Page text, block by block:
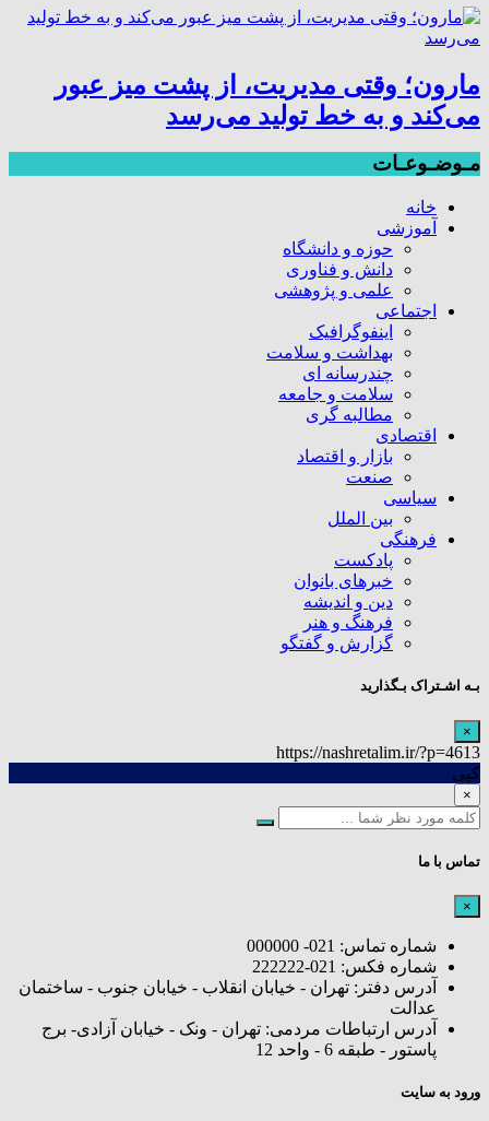
مارون؛ وقتی مدیریت، از پشت میز عبور
می‌کند و به خط تولید می‌رسد
مـوضـوعـات
خانه
آموزشی
حوزه و دانشگاه
دانش و فناوری
علمی و پژوهشی
اجتماعی
اینفوگرافیک
بهداشت و سلامت
چندرسانه ای
سلامت و جامعه
مطالبه گری
اقتصادی
بازار و اقتصاد
صنعت
سیاسی
بین الملل
فرهنگی
پادکست
خبرهای بانوان
دین و اندیشه
فرهنگ و هنر
گزارش و گفتگو
بـه اشـتراک بـگذارید
×
https://nashretalim.ir/?p=4613
کپی
×
تماس با ما
×
شماره تماس: 021- 000000
شماره فکس: 021-222222
آدرس دفتر: تهران - خیابان انقلاب - خیابان جنوب - ساختمان
عدالت
آدرس ارتباطات مردمی: تهران - ونک - خیابان آزادی- برج
پاستور - طبقه 6 - واحد 12
ورود به سایت